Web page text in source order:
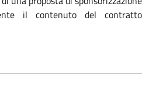
il contenuto del contratto